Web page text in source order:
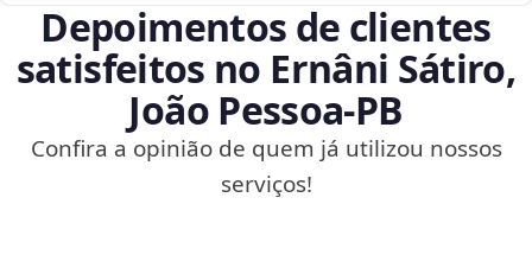
Depoimentos de clientes
satisfeitos no Ernâni Sátiro,
João Pessoa‑PB
Confira a opinião de quem já utilizou nossos
serviços!